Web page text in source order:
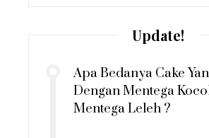
Update!
Apa Bedanya Cake
Dengan Mentega
Mentega Leleh ?